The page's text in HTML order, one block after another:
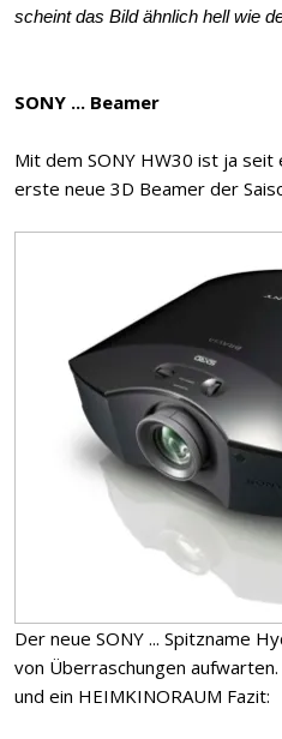
scheint das Bild ähnlich hell wie
SONY ... Beamer
Mit dem SONY HW30 ist ja seit
erste neue 3D Beamer der
Der neue SONY ... Spitzname
von Überraschungen
und ein HEIMKINORAUM Fazit: